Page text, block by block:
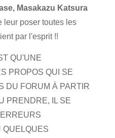
Masakazu Katsura
leur poser toutes les
par l'esprit !!
QU'UNE
PROPOS QUI SE
DU FORUM À PARTIR
PRENDRE, IL SE
QUELQUES